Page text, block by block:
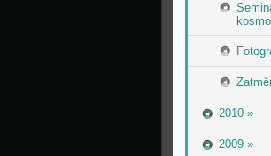
2010 »
2009 »